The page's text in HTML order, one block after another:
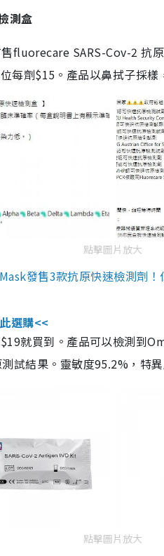
測盒
fluorecare SARS-Cov-2 抗
每劑$15。產品以鼻拭子採樣
點擊圖片放大
發售3款抗原快速檢測劑
選購<<
就買到。產品可以檢測到
試結果。靈敏度95.2%，特
點擊圖片放大